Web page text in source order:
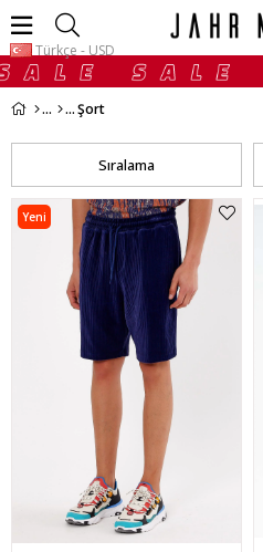
Türkçe - USD
Şort
Sıralama
Yeni